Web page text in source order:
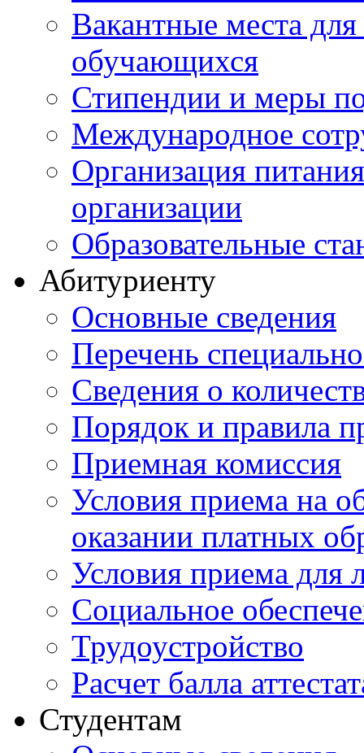
Вакантные места
обучающихся
Стипендии и меры
Международное
Организация
организации
Образовательные
Абитуриенту
Основные сведения
Перечень
Cведения о
Порядок и правила
Приемная комиссия
Условия приема на
оказании платных
Условия приема для
Социальное
Трудоустройство
Расчет балла
Студентам